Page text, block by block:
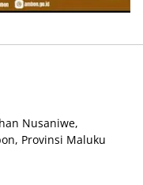
Nusaniwe,
Provinsi Maluku